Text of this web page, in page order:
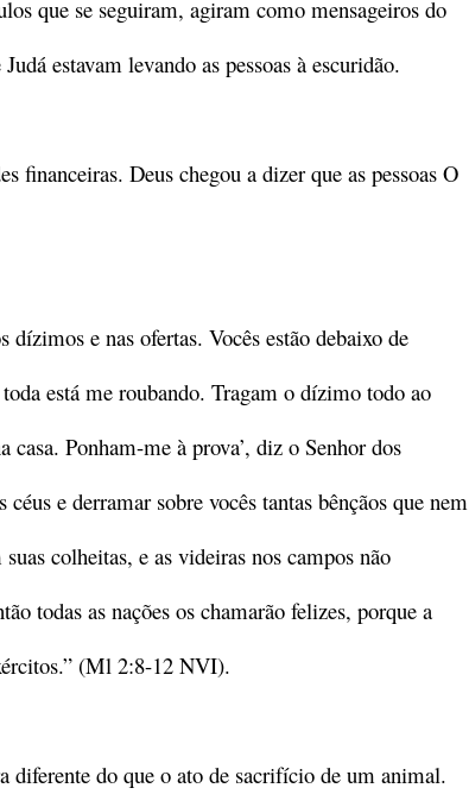
que se seguiram, agiram como mensageiros do
estavam levando as pessoas à escuridão.
financeiras. Deus chegou a dizer que as pessoas O
dízimos e nas ofertas. Vocês estão debaixo de
está me roubando. Tragam o dízimo todo ao
Ponham-me à prova’, diz o Senhor dos
e derramar sobre vocês tantas bênçãos que nem
colheitas, e as videiras nos campos não
todas as nações os chamarão felizes, porque a
(Ml 2:8-12 NVI).
diferente do que o ato de sacrifício de um animal.